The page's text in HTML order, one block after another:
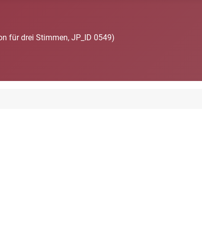
für drei Stimmen, JP_ID 0549)